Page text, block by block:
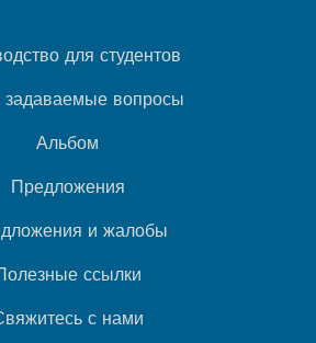
для студентов
задаваемые вопросы
Альбом
Предложения
и жалобы
ссылки
с нами